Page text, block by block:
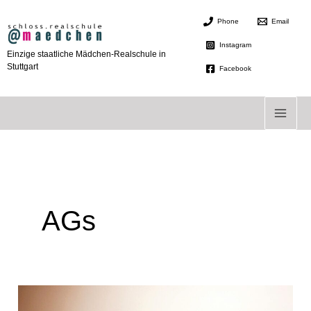
Inhalt
springen
Einzige staatliche Mädchen-Realschule in
Stuttgart
Phone Email
Instagram
Facebook
AGs